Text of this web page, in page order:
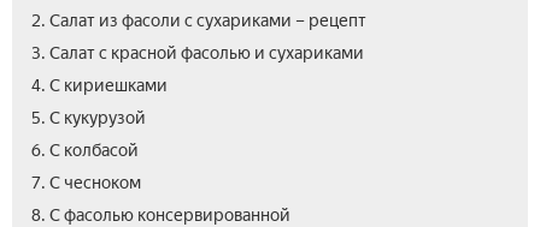
2. Салат из фасоли с сухариками – рецепт
3. Салат с красной фасолью и сухариками
4. С кириешками
5. С кукурузой
6. С колбасой
7. С чесноком
8. С фасолью консервированной